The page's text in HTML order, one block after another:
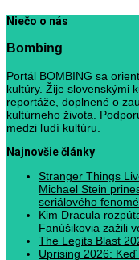
Niečo o nás
Bombing
Portál BOMBING sa
kultúry. Žije slovenskými
reportáže, doplnené o
kultúrneho života.
medzi ľudí kultúru.
Najnovšie články
Stranger Things
Michael Stein
seriálového
Kim Dracula
Fanúšikovia zažili
The Legits Blast
Uprising 2026: